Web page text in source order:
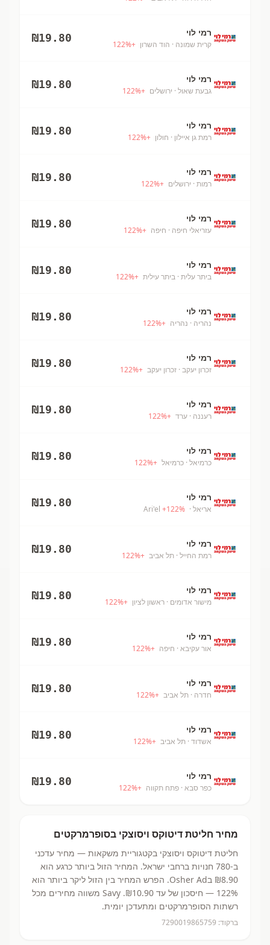
רמי לוי
קרית שמונה · הוד השרון +
122%
₪19.80
רמי לוי
גבעת שאול · ירושלים +
122%
₪19.80
רמי לוי
רמת גן איילון · חולון +
122%
₪19.80
רמי לוי
רמות · ירושלים +
122%
₪19.80
רמי לוי
עזריאלי חיפה · חיפה +
122%
₪19.80
רמי לוי
ביתר עלית · ביתר עילית +
122%
₪19.80
רמי לוי
נהריה · נהריה +
122%
₪19.80
רמי לוי
זכרון יעקב · זכרון יעקב +
122%
₪19.80
רמי לוי
רעננה · ערד +
122%
₪19.80
רמי לוי
כרמיאל · כרמיאל +
122%
₪19.80
רמי לוי
אריאל · Ari'el
+122%
₪19.80
רמי לוי
רמת החייל · תל אביב +
122%
₪19.80
רמי לוי
מישור אדומים · ראשון לציון +
122%
₪19.80
רמי לוי
אור עקיבא · חיפה +
122%
₪19.80
רמי לוי
חדרה · תל אביב +
122%
₪19.80
רמי לוי
אשדוד · תל אביב +
122%
₪19.80
רמי לוי
כפר סבא · פתח תקווה +
122%
₪19.80
מחיר חליטת דיטוקס ויסוצקי בסופרמרקטים
חליטת דיטוקס ויסוצקי בקטגוריית משקאות — מחיר עדכני
ב-780 חנויות ברחבי ישראל. המחיר הזול ביותר כרגע הוא
₪8.90 בOsher Ad.
הפרש המחיר בין הזול ליקר ביותר הוא
122% — חיסכון של עד ₪10.90.
Savy משווה מחירים מכל
רשתות הסופרמרקטים ומתעדכן יומית.
ברקוד: 7290019865759